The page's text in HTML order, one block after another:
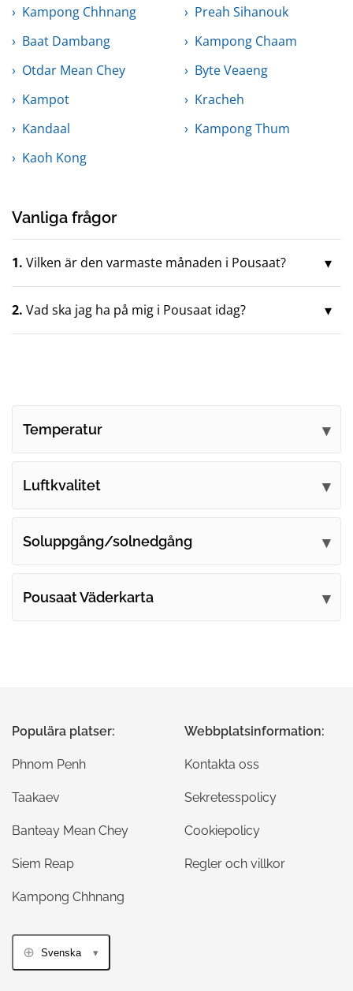
Kampong Chhnang
Preah Sihanouk
Baat Dambang
Kampong Chaam
Otdar Mean Chey
Byte Veaeng
Kampot
Kracheh
Kandaal
Kampong Thum
Kaoh Kong
Vanliga frågor
1. Vilken är den varmaste månaden i Pousaat?
2. Vad ska jag ha på mig i Pousaat idag?
Temperatur
Luftkvalitet
Soluppgång/solnedgång
Pousaat Väderkarta
Populära platser:
Phnom Penh
Taakaev
Banteay Mean Chey
Siem Reap
Kampong Chhnang
Webbplatsinformation:
Kontakta oss
Sekretesspolicy
Cookiepolicy
Regler och villkor
Svenska